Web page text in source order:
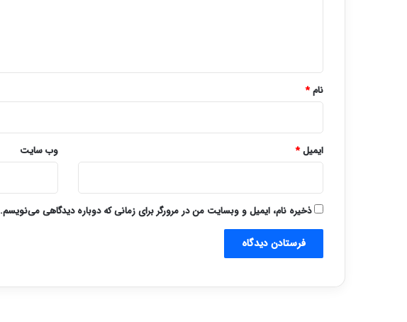
نام*
ایمیل* وب‌ سایت
ذخیره نام، ایمیل و وبسایت من در مرورگر برای زمانی که دوباره دیدگاهی می‌نویسم.